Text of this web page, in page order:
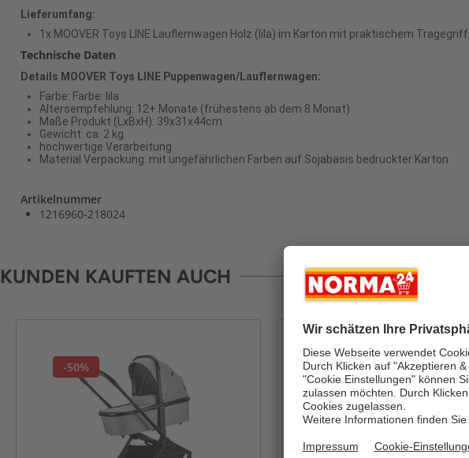
Lieferumfang:
1x MOOVER Toys LINE Lauflernwagen Holz (lila) im Karton mit praktischem Tragegriff
Technische Daten
Details MOOVER Toys LINE Puppenwagen/Lauflernwagen:
Farbe: Farbe: lila
Altersempfehlung: 12+ Monate (frühestens ab dem 8 Monat)
Maße Produkt (LxBxH): 39x31x44cm
Gewicht: ca. 2 kg
hochwertige Verarbeitung
Material Verpackung: mit ungefährlichen Farben auf Sojabasis bedruckter Karton
Artikelnummer
1216960-218024
KUNDEN KAUFTEN AUCH
-50% -48%